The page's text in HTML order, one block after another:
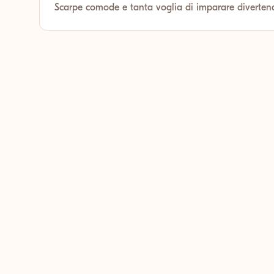
Scarpe comode e tanta voglia di imparare